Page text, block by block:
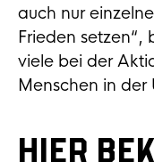
auch nur
Frieden
viele bei der
Menschen in der
Hier